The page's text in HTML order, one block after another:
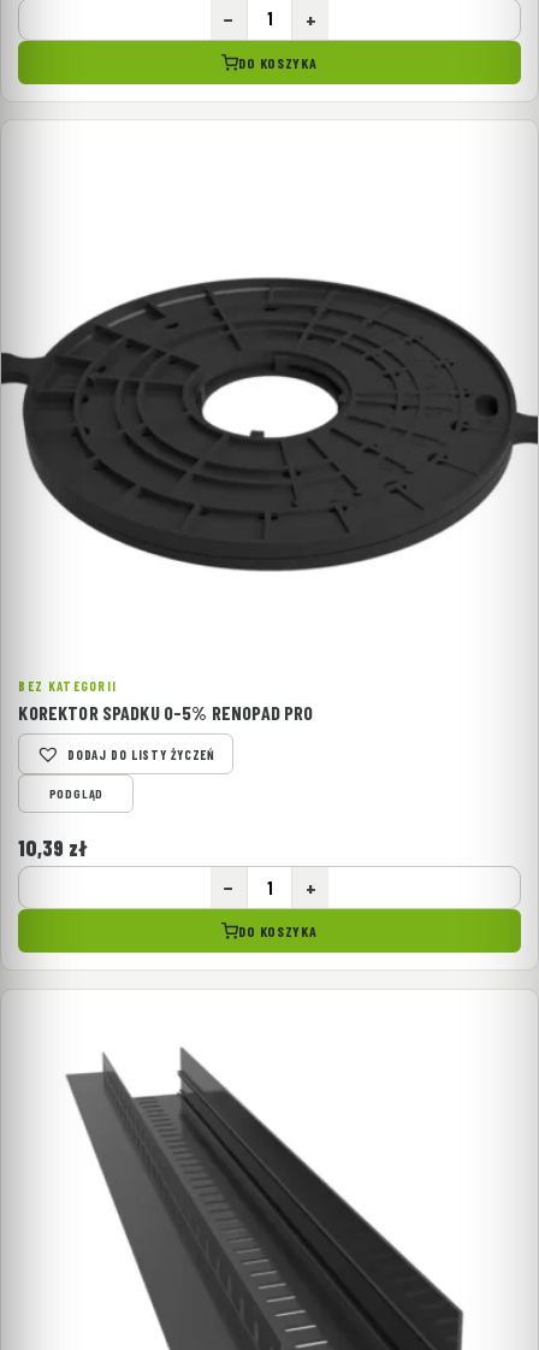
− +
DO KOSZYKA
BEZ KATEGORII
KOREKTOR SPADKU 0-5% RENOPAD PRO
DODAJ DO LISTY ŻYCZEŃ
PODGLĄD
10,39 zł
− +
DO KOSZYKA